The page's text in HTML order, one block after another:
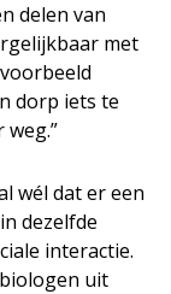
delen van
met
dorp iets te
wél dat er een
dezelfde
interactie.
uit